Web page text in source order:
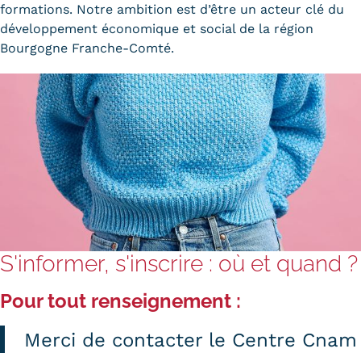
formations. Notre ambition est d’être un acteur clé du
développement économique et social de la région
Bourgogne Franche-Comté.
S'informer, s'inscrire : où et quand ?
Pour tout renseignement :
Merci de contacter le Centre Cnam